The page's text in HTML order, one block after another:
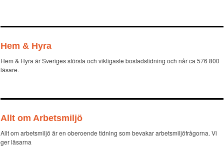
Hem & Hyra
Hem & Hyra är Sveriges största och viktigaste bostadstidning och når ca 576 800
läsare.
Allt om Arbetsmiljö
Allt om arbetsmiljö är en oberoende tidning som bevakar arbetsmiljöfrågorna. Vi
ger läsarna